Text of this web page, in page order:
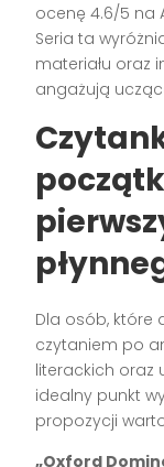
ocenę 4.6/5 na
Seria ta
materiału oraz
angażują
Dla osób, które
czytaniem po
literackich oraz
idealny punkt
propozycji
„Oxford